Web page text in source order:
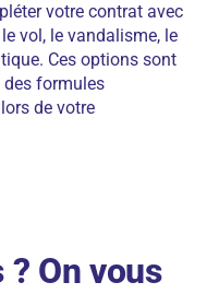
votre contrat avec
vol, le vandalisme, le
Ces options sont
formules
de votre
On vous